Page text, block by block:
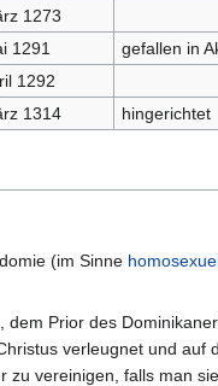
1273
1291
gefallen in
1292
1314 hingerichtet
(im Sinne
Prior des
verleugnet und
vereinigen, falls man